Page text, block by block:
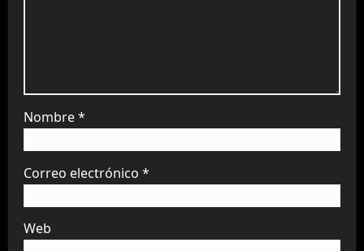
Nombre*
Correo electrónico *
Web